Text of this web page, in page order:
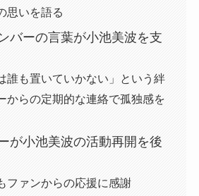
思いを語る
バーの言葉が小池美波を支
誰も置いていかない」という絆
からの定期的な連絡で孤独感を
が小池美波の活動再開を後
ファンからの応援に感謝